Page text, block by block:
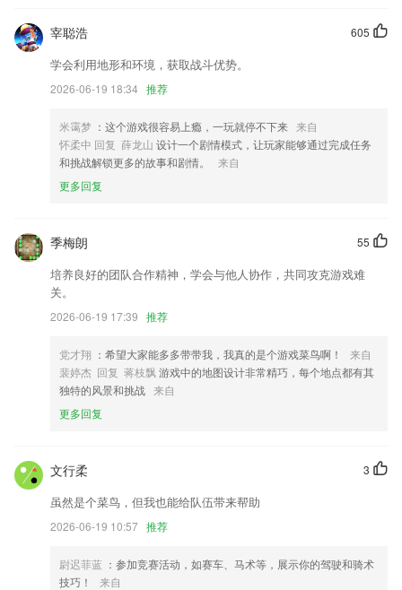
书城完结界面优化，更多好书精选推荐
已借图书的bug修复
修复了再次进入星星列表页面，上次的过滤文字没有设的问题。
联系我们
以上就是红足666814旧版的介绍，如果您喜欢这款软件，您可以到应用
商店进行打分评论，说出您的使用经历，以帮助我们更好的对产品进行优
化修改。
605
宰聪浩
学会利用地形和环境，获取战斗优势。
2026-06-19 18:34 推荐
米霭梦 ：这个游戏很容易上瘾，一玩就停不下来 来自
怀柔中 回复 薛龙山 设计一个剧情模式，让玩家能够通过完成任务
和挑战解锁更多的故事和剧情。
来自
更多回复
55
季梅朗
培养良好的团队合作精神，学会与他人协作，共同攻克游戏难
关。
2026-06-19 17:39 推荐
党才翔 ：希望大家能多多带带我，我真的是个游戏菜鸟啊！
来自
裴婷杰 回复 蒋枝飘游戏中的地图设计非常精巧，每个地点都有其
独特的风景和挑战 来自
更多回复
3
文行柔
虽然是个菜鸟，但我也能给队伍带来帮助
2026-06-19 10:57 推荐
尉迟菲蓝 ：参加竞赛活动，如赛车、马术等，展示你的驾驶和骑术
技巧！
来自